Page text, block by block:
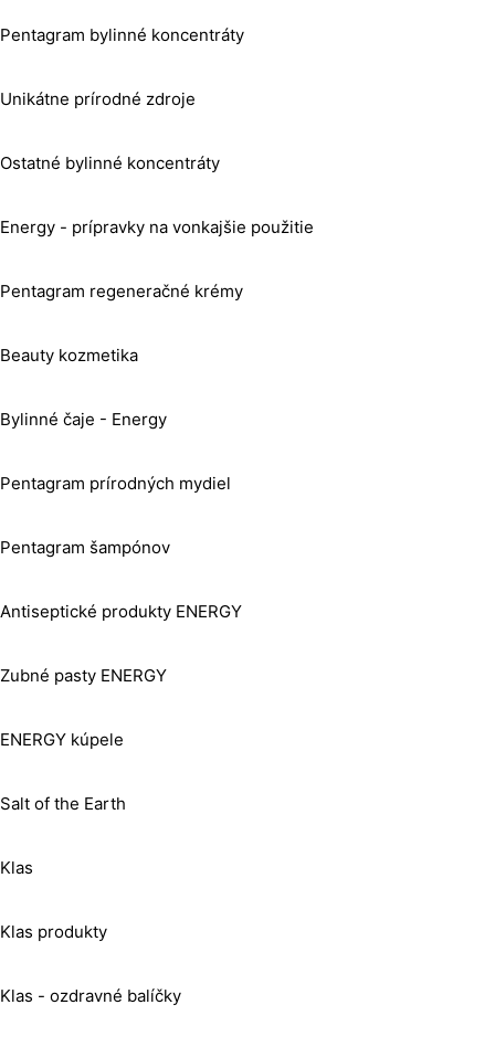
Pentagram bylinné koncentráty
Unikátne prírodné zdroje
Ostatné bylinné koncentráty
Energy - prípravky na vonkajšie použitie
Pentagram regeneračné krémy
Beauty kozmetika
Bylinné čaje - Energy
Pentagram prírodných mydiel
Pentagram šampónov
Antiseptické produkty ENERGY
Zubné pasty ENERGY
ENERGY kúpele
Salt of the Earth
Klas
Klas produkty
Klas - ozdravné balíčky